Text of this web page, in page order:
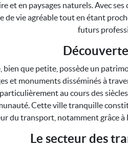
et en paysages naturels. Avec
de vie agréable tout en étant
futurs
bien que petite, possède un
et monuments disséminés à
au cours des
Cette ville tranquille
du transport, notamment grâce
Le secteur des